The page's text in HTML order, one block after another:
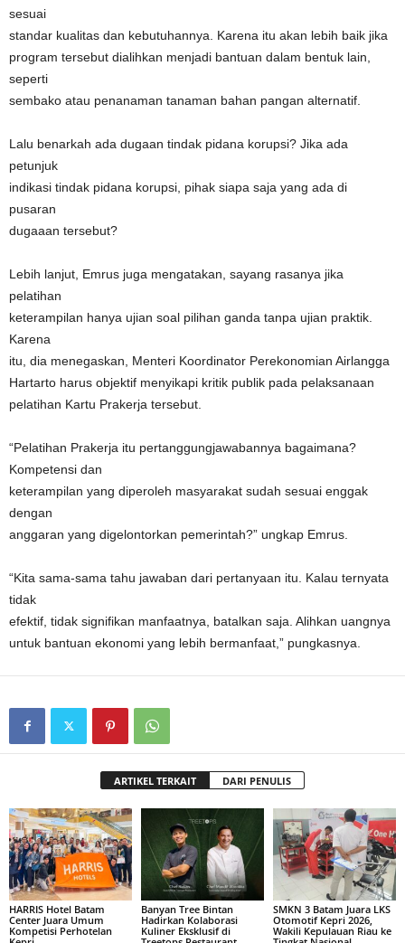
sesuai
standar kualitas dan kebutuhannya. Karena itu akan lebih baik jika
program tersebut dialihkan menjadi bantuan dalam bentuk lain,
seperti
sembako atau penanaman tanaman bahan pangan alternatif.
Lalu benarkah ada dugaan tindak pidana korupsi? Jika ada
petunjuk
indikasi tindak pidana korupsi, pihak siapa saja yang ada di
pusaran
dugaaan tersebut?
Lebih lanjut, Emrus juga mengatakan, sayang rasanya jika
pelatihan
keterampilan hanya ujian soal pilihan ganda tanpa ujian praktik.
Karena
itu, dia menegaskan, Menteri Koordinator Perekonomian Airlangga
Hartarto harus objektif menyikapi kritik publik pada pelaksanaan
pelatihan Kartu Prakerja tersebut.
“Pelatihan Prakerja itu pertanggungjawabannya bagaimana?
Kompetensi dan
keterampilan yang diperoleh masyarakat sudah sesuai enggak
dengan
anggaran yang digelontorkan pemerintah?” ungkap Emrus.
“Kita sama-sama tahu jawaban dari pertanyaan itu. Kalau ternyata
tidak
efektif, tidak signifikan manfaatnya, batalkan saja. Alihkan uangnya
untuk bantuan ekonomi yang lebih bermanfaat,” pungkasnya.
ARTIKEL TERKAIT DARI PENULIS
HARRIS Hotel Batam
Center Juara Umum
Kompetisi Perhotelan
Banyan Tree Bintan
Hadirkan Kolaborasi
Kuliner Eksklusif di
SMKN 3 Batam Juara LKS
Otomotif Kepri 2026,
Wakili Kepulauan Riau ke